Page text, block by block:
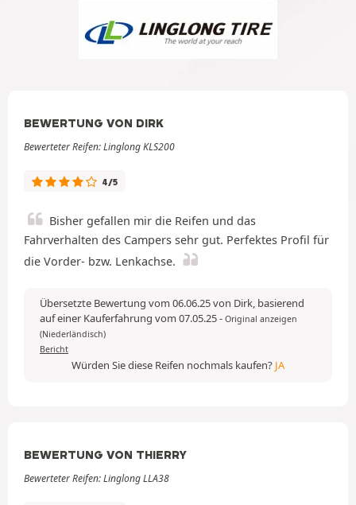
BEWERTUNG VON DIRK
Bewerteter Reifen: Linglong KLS200
4/5
Bisher gefallen mir die Reifen und das
Fahrverhalten des Campers sehr gut. Perfektes Profil für
die Vorder- bzw. Lenkachse.
Übersetzte Bewertung vom 06.06.25 von Dirk, basierend
auf einer Kauferfahrung vom 07.05.25- Original anzeigen
(Niederländisch)
Bericht
Würden Sie diese Reifen nochmals kaufen? JA
BEWERTUNG VON THIERRY
Bewerteter Reifen: Linglong LLA38